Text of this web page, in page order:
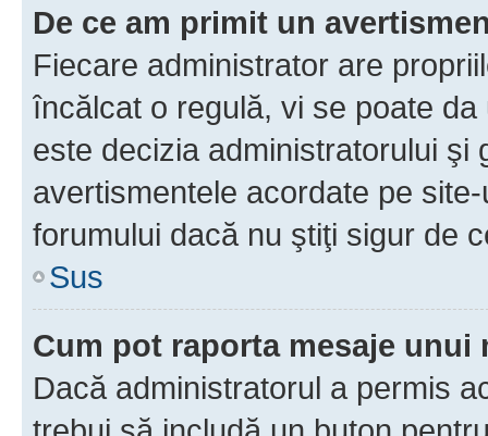
De ce am primit un
Fiecare administrator are
încălcat o regulă, vi se poate
este decizia administratorului şi
avertismentele acordate pe
forumului dacă nu ştiţi sigur de
Sus
Cum pot raporta mesaje unui
Dacă administratorul a permis